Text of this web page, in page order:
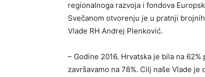
regionalnoga razvoja i fondova
Svečanom otvorenju je u pratnji
Vlade RH Andrej Plenković.
– Godine 2016. Hrvatska je bila na
završavamo na 78%. Cilj naše Vlade